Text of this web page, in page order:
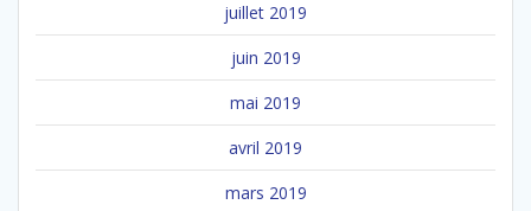
juillet 2019
juin 2019
mai 2019
avril 2019
mars 2019